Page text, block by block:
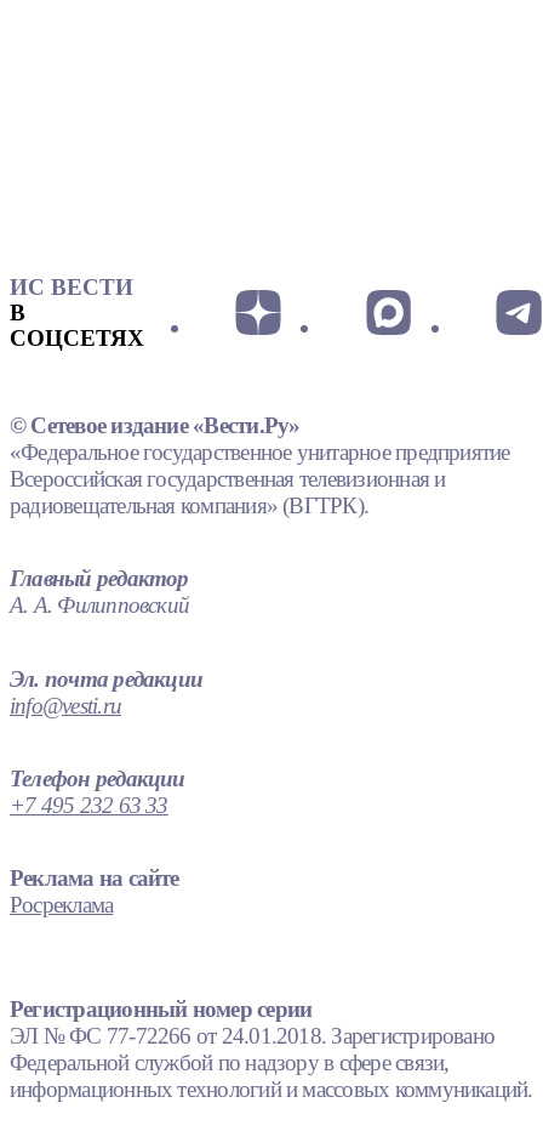
ИС ВЕСТИ
В
СОЦСЕТЯХ
© Сетевое издание «Вести.Ру»
«Федеральное государственное унитарное предприятие
Всероссийская государственная телевизионная и
радиовещательная компания» (ВГТРК).
Главный редактор
А. А. Филипповский
Эл. почта редакции
info@vesti.ru
Телефон редакции
+7 495 232 63 33
Реклама на сайте
Росреклама
Регистрационный номер серии
ЭЛ № ФС 77-72266 от 24.01.2018. Зарегистрировано
Федеральной службой по надзору в сфере связи,
информационных технологий и массовых коммуникаций.